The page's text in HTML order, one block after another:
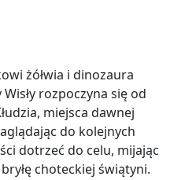
żółwia i dinozaura
rozpoczyna się od
miejsca dawnej
do kolejnych
dotrzeć do celu, mijając
choteckiej świątyni.